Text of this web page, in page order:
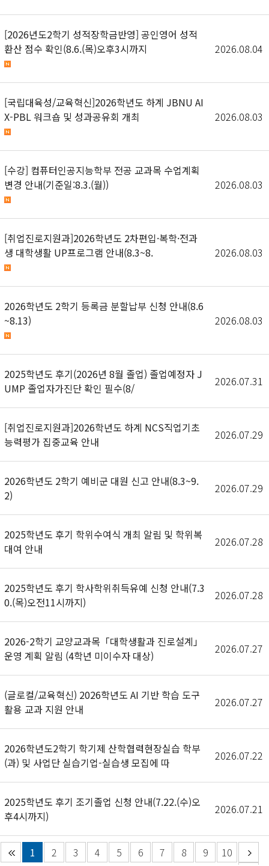
[2026년도2학기 성적장학금반영] 공인영어 성적
환산 점수 확인(8.6.(목)오후3시까지
2026.08.04
[국립대육성/교육혁신]2026학년도 하계 JBNU AI
X-PBL 워크숍 및 성과공유회 개최
2026.08.03
[수강] 컴퓨터인공지능학부 전공 교과목 수업계획
변경 안내(기준일:8.3.(월))
2026.08.03
[취업진로지원과]2026학년도 2차편입·복학·전과
생 대학생활 UP프로그램 안내(8.3~8.
2026.08.03
2026학년도 2학기 등록금 분할납부 신청 안내(8.6
~8.13)
2026.08.03
2025학년도 후기(2026년 8월 졸업) 졸업예정자 J
UMP 졸업자가진단 확인 필수(8/
2026.07.31
[취업진로지원과]2026학년도 하계 NCS직업기초
능력평가 집중교육 안내
2026.07.29
2026학년도 2학기 예비군 대원 신고 안내(8.3~9.
2)
2026.07.29
2025학년도 후기 학위수여식 개최 알림 및 학위복
대여 안내
2026.07.28
2025학년도 후기 학사학위취득유예 신청 안내(7.3
0.(목)오전11시까지)
2026.07.28
2026-2학기 교양교과목「대학생활과 진로설계」
운영 계획 알림 (4학년 미이수자 대상)
2026.07.27
(글로컬/교육혁신) 2026학년도 AI 기반 학습 도구
활용 교과 지원 안내
2026.07.27
2026학년도2학기 학기제 산학협력현장실습 학부
(과) 및 사업단 실습기업-실습생 모집에 따
2026.07.22
2025학년도 후기 조기졸업 신청 안내(7.22.(수)오
후4시까지)
2026.07.21
1 2 3 4 5 6 7 8 9 10